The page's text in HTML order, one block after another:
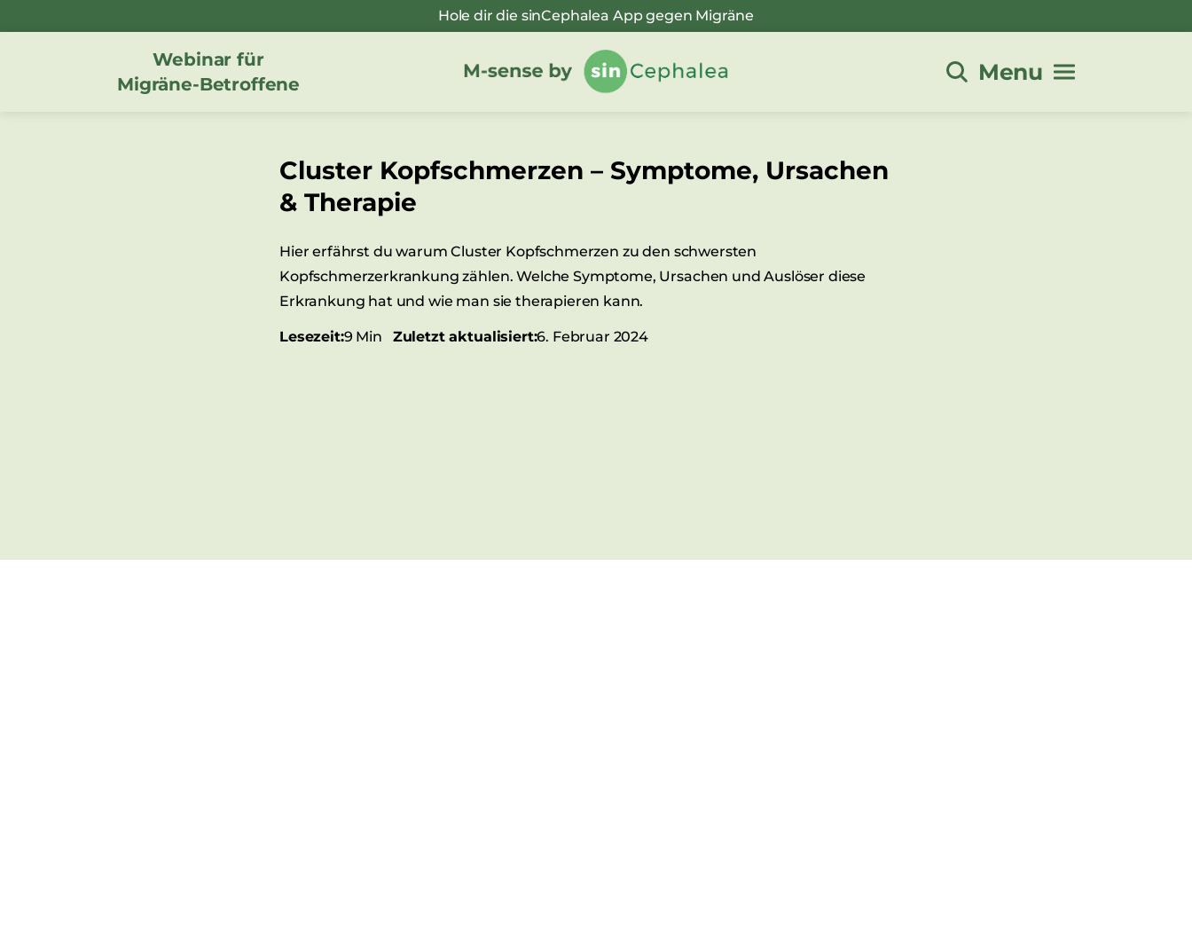
Inhalt
Hole dir die sinCephalea App gegen Migräne
Webinar für
Migräne-Betroffene
Menu
Cluster Kopfschmerzen – Symptome, Ursachen
& Therapie
Hier erfährst du warum Cluster Kopfschmerzen zu den schwersten
Kopfschmerzerkrankung zählen. Welche Symptome, Ursachen und Auslöser diese
Erkrankung hat und wie man sie therapieren kann.
Lesezeit:9 Min Zuletzt aktualisiert:6. Februar 2024